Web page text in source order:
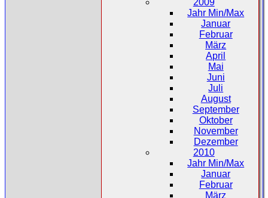
Jahr Min/Max
Januar
Februar
März
April
Mai
Juni
Juli
August
September
Oktober
November
Dezember
2010
Jahr Min/Max
Januar
Februar
März